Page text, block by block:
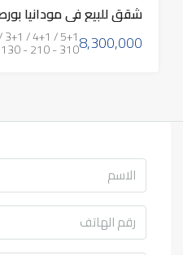
شقق للبيع في مودانيا بورصة
8,300,000
3+1 / 4+1 / 5+1
- 210 - 310